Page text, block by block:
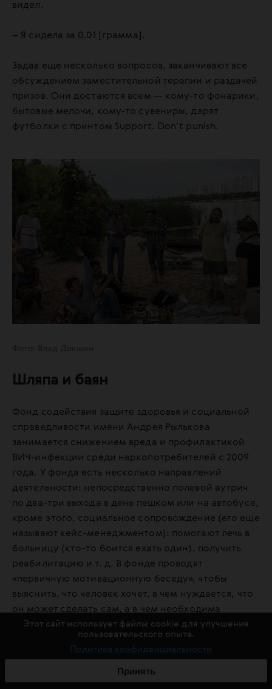
видел.
– Я сидела за 0.01 [грамма].
Задав еще несколько вопросов, заканчивают все
обсуждением заместительной терапии и раздачей
призов. Они достаются всем — кому-то фонарики,
бытовые мелочи, кому-то сувениры, дарят
футболки с принтом Support. Don’t punish.
Шляпа и баян
Фонд содействия защите здоровья и социальной
справедливости имени Андрея Рылькова
занимается снижением вреда и профилактикой
ВИЧ-инфекции среди наркопотребителей с 2009
года. У фонда есть несколько направлений
деятельности: непосредственно полевой аутрич
по два-три выхода в день пешком или на автобусе,
кроме этого, социальное сопровождение (его еще
называют кейс-менеджментом): помогают лечь в
больницу (кто-то боится ехать один), получить
реабилитацию и т. д. В фонде проводят
«первичную мотивационную беседу», чтобы
выяснить, что человек хочет, в чем нуждается, что
он может сделать сам, а в чем необходима
помощь.
Еще один вид помощи — работа уличных юристов,
чтобы «вытащить случаи нарушения прав»,
мотивировать людей отстаивать свои права:
Этот сайт использует файлы cookie для улучшения
пользовательского опыта.
Политика конфиденциальности
Принять